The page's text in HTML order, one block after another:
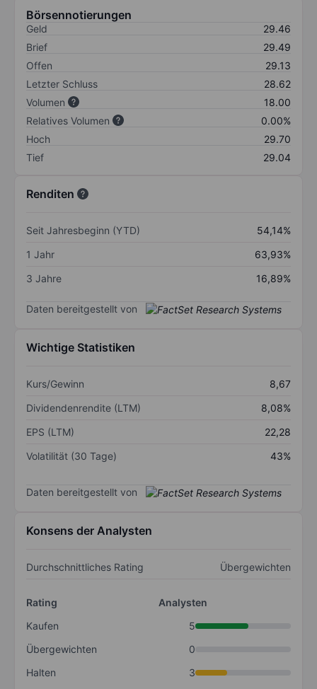
Börsennotierungen
Geld
29.46
Brief
29.49
Offen
29.13
Letzter Schluss
28.62
Volumen
18.00
Relatives Volumen
0.00%
Hoch
29.70
Tief
29.04
Renditen
Seit Jahresbeginn (YTD)
54,14%
1 Jahr
63,93%
3 Jahre
16,89%
Daten bereitgestellt von
Wichtige Statistiken
Kurs/Gewinn
8,67
Dividendenrendite (LTM)
8,08%
EPS (LTM)
22,28
Volatilität (30 Tage)
43%
Daten bereitgestellt von
Konsens der Analysten
Durchschnittliches Rating Übergewichten
Rating
Analysten
Kaufen
5
Übergewichten
0
Halten
3